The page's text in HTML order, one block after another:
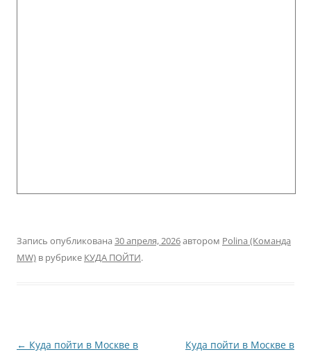
Запись опубликована 30 апреля, 2026автором Polina (Команда
MW) в рубрике КУДА ПОЙТИ.
Навигация
← Куда пойти в Москве в
Куда пойти в Москве в